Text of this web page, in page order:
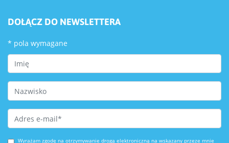
DOŁĄCZ DO NEWSLETTERA
* pola wymagane
First Name
Last Name
Email Address *
Wyrażam zgodę na otrzymywanie drogą elektroniczną na wskazany przeze mnie